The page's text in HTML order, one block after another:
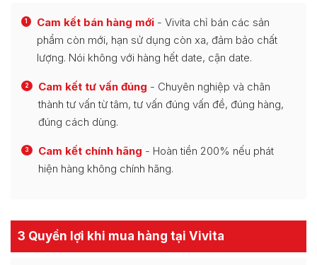
1 Cam kết bán hàng mới - Vivita chỉ bán các sản
phẩm còn mới, hạn sử dụng còn xa, đảm bảo chất
lượng. Nói không với hàng hết date, cận date.
2 Cam kết tư vấn đúng - Chuyên nghiệp và chân
thành tư vấn từ tâm, tư vấn đúng vấn đề, đúng hàng,
đúng cách dùng.
3 Cam kết chính hãng - Hoàn tiền 200% nếu phát
hiện hàng không chính hãng.
3 Quyền lợi khi mua hàng tại Vivita